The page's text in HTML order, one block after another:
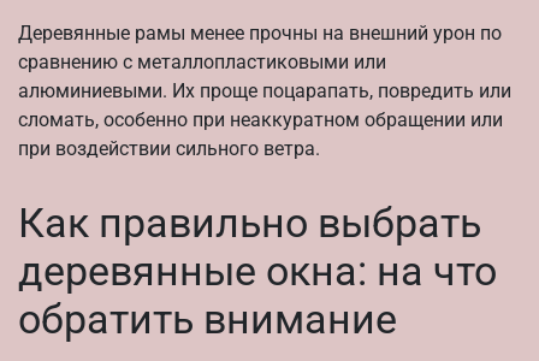
Деревянные рамы менее прочны на внешний урон по
сравнению с металлопластиковыми или
алюминиевыми. Их проще поцарапать, повредить или
сломать, особенно при неаккуратном обращении или
при воздействии сильного ветра.
Как правильно выбрать
деревянные окна: на что
обратить внимание